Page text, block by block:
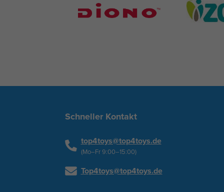
Schneller Kontakt
top4toys@top4toys.de
(Mo–Fr 9:00–15:00)
Top4toys@top4toys.de